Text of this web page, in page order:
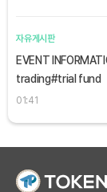
자유게시판
EVENT
trading#trial fund
01:41